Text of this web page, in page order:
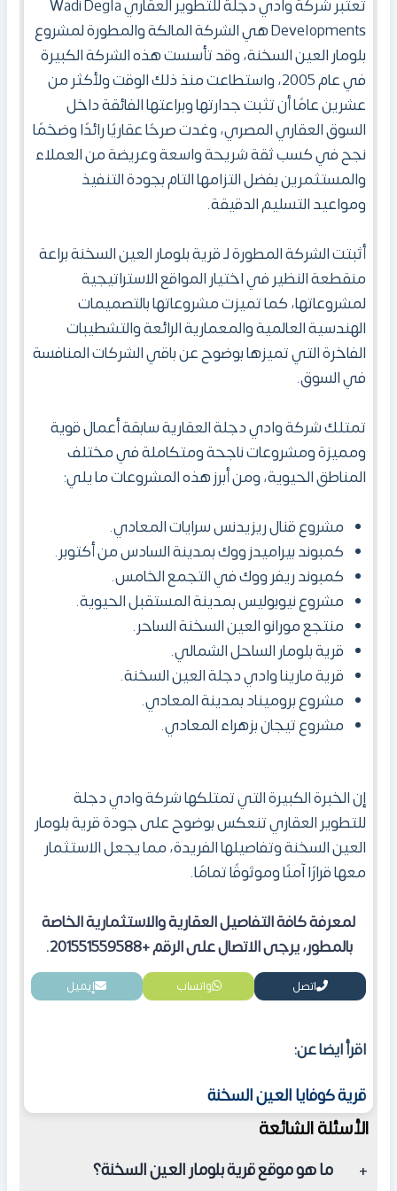
تعتبر شركة وادي دجلة للتطوير العقاري Wadi Degla
Developments هي الشركة المالكة والمطورة لمشروع
بلومار العين السخنة، وقد تأسست هذه الشركة الكبيرة
في عام 2005، واستطاعت منذ ذلك الوقت ولأكثر من
عشرين عامًا أن تثبت جدارتها وبراعتها الفائقة داخل
السوق العقاري المصري، وغدت صرحًا عقاريًا رائدًا وضخمًا
نجح في كسب ثقة شريحة واسعة وعريضة من العملاء
والمستثمرين بفضل التزامها التام بجودة التنفيذ
ومواعيد التسليم الدقيقة.
أثبتت الشركة المطورة لـ قرية بلومار العين السخنة براعة
منقطعة النظير في اختيار المواقع الاستراتيجية
لمشروعاتها، كما تميزت مشروعاتها بالتصميمات
الهندسية العالمية والمعمارية الرائعة والتشطيبات
الفاخرة التي تميزها بوضوح عن باقي الشركات المنافسة
في السوق.
تمتلك شركة وادي دجلة العقارية سابقة أعمال قوية
ومميزة ومشروعات ناجحة ومتكاملة في مختلف
المناطق الحيوية، ومن أبرز هذه المشروعات ما يلي:
مشروع قنال ريزيدنس سرايات المعادي.
كمبوند بيراميدز ووك بمدينة السادس من أكتوبر.
كمبوند ريفر ووك في التجمع الخامس.
مشروع نيوبوليس بمدينة المستقبل الحيوية.
منتجع مورانو العين السخنة الساحر.
قرية بلومار الساحل الشمالي.
قرية مارينا وادي دجلة العين السخنة.
مشروع بروميناد بمدينة المعادي.
مشروع تيجان بزهراء المعادي.
إن الخبرة الكبيرة التي تمتلكها شركة وادي دجلة
للتطوير العقاري تنعكس بوضوح على جودة قرية بلومار
العين السخنة وتفاصيلها الفريدة، مما يجعل الاستثمار
معها قرارًا آمنًا وموثوقًا تمامًا.
لمعرفة كافة التفاصيل العقارية والاستثمارية الخاصة
بالمطور، يرجى الاتصال على الرقم +201551559588
.
اتصل واتساب إيميل
اقرأ ايضا عن:
قرية كوفايا العين السخنة
الأسئلة الشائعة
ما هو موقع قرية بلومار العين السخنة؟